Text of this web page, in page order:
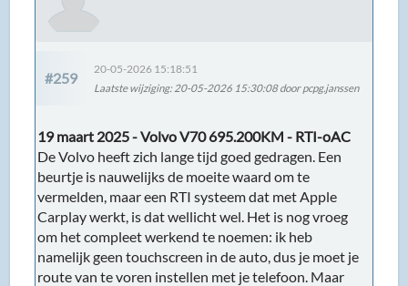
#259
20-05-2026 15:18:51
Laatste wijziging: 20-05-2026 15:30:08 door pcpg.janssen
19 maart 2025 - Volvo V70 695.200KM - RTI-oAC
De Volvo heeft zich lange tijd goed gedragen. Een
beurtje is nauwelijks de moeite waard om te
vermelden, maar een RTI systeem dat met Apple
Carplay werkt, is dat wellicht wel. Het is nog vroeg
om het compleet werkend te noemen: ik heb
namelijk geen touchscreen in de auto, dus je moet je
route van te voren instellen met je telefoon. Maar